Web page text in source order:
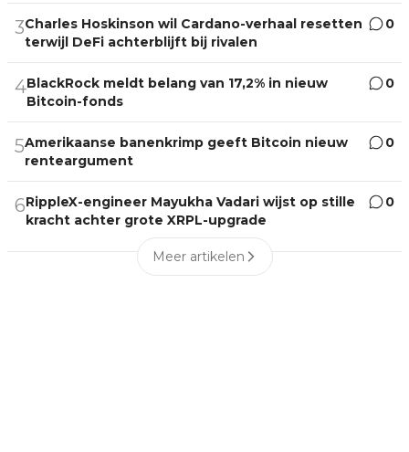
3Charles Hoskinson wil Cardano-verhaal resetten
terwijl DeFi achterblijft bij rivalen
0
4BlackRock meldt belang van 17,2% in nieuw
Bitcoin-fonds
0
5Amerikaanse banenkrimp geeft Bitcoin nieuw
renteargument
0
6RippleX-engineer Mayukha Vadari wijst op stille
kracht achter grote XRPL-upgrade
0
Meer artikelen